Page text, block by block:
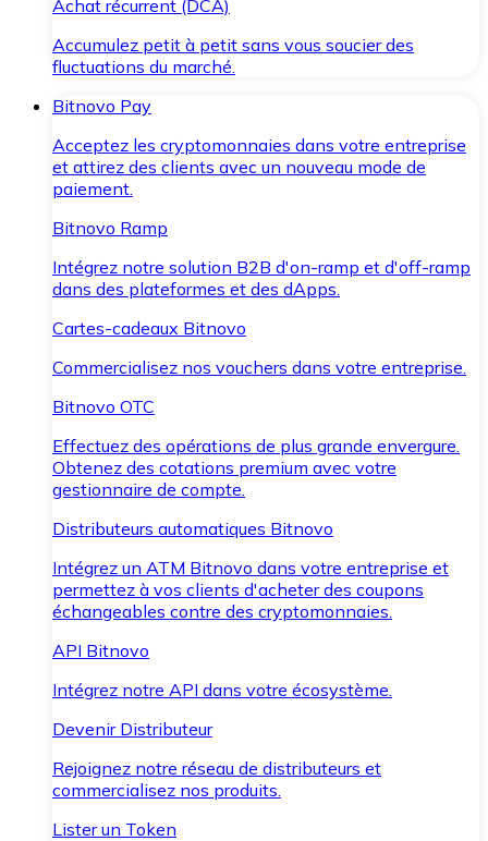
Achat récurrent (DCA)
Accumulez petit à petit sans vous soucier des
fluctuations du marché.
Bitnovo Pay
Acceptez les cryptomonnaies dans votre entreprise
et attirez des clients avec un nouveau mode de
paiement.
Bitnovo Ramp
Intégrez notre solution B2B d'on-ramp et d'off-ramp
dans des plateformes et des dApps.
Cartes-cadeaux Bitnovo
Commercialisez nos vouchers dans votre entreprise.
Bitnovo OTC
Effectuez des opérations de plus grande envergure.
Obtenez des cotations premium avec votre
gestionnaire de compte.
Distributeurs automatiques Bitnovo
Intégrez un ATM Bitnovo dans votre entreprise et
permettez à vos clients d'acheter des coupons
échangeables contre des cryptomonnaies.
API Bitnovo
Intégrez notre API dans votre écosystème.
Devenir Distributeur
Rejoignez notre réseau de distributeurs et
commercialisez nos produits.
Lister un Token